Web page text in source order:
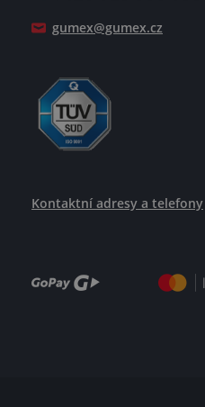
gumex@gumex.cz
Kontaktní adresy a telefony